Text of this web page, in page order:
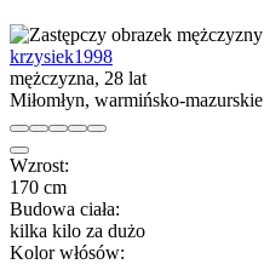
krzysiek1998
mężczyzna, 28 lat
Miłomłyn, warmińsko-mazurskie
Wzrost:
170 cm
Budowa ciała:
kilka kilo za dużo
Kolor włósów: